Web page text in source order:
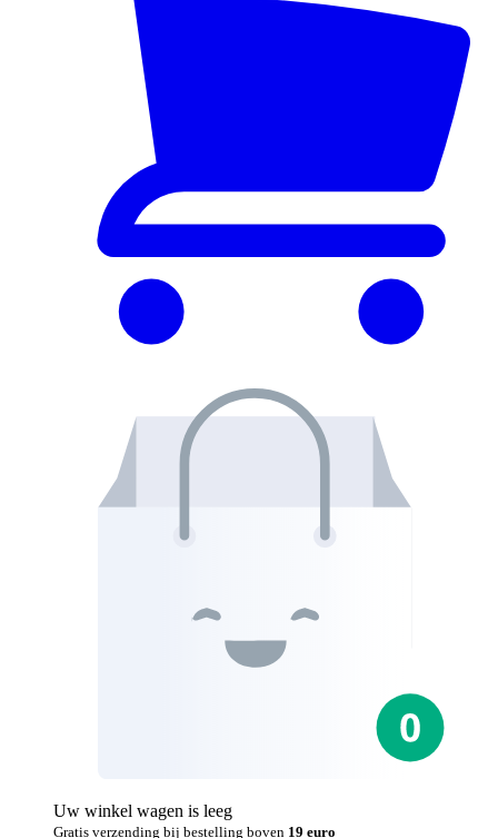
Uw winkel wagen is leeg
Gratis verzending bij bestelling boven 19 euro